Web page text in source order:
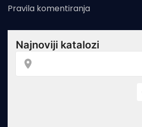
Pravila komentiranja